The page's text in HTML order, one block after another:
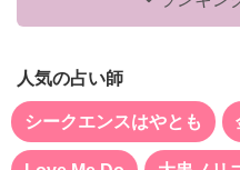
人気の占い師
シークエンスはやとも